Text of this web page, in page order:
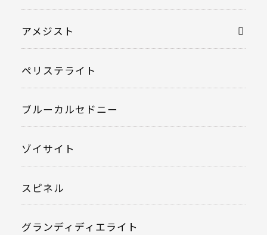
アメジスト
ペリステライト
ブルーカルセドニー
ゾイサイト
スピネル
グランディディエライト